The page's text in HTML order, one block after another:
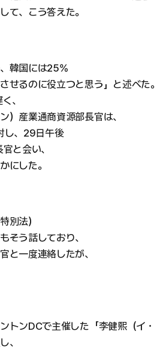
て、こう答えた。
韓国には25%
せるのに役立つと思う」と述べた。
、
）産業通商資源部長官は、
し、29日午後
と会い、
にした。
別法）
そう話しており、
と一度連絡したが、
トンDCで主催した「李健熙（イ・
、